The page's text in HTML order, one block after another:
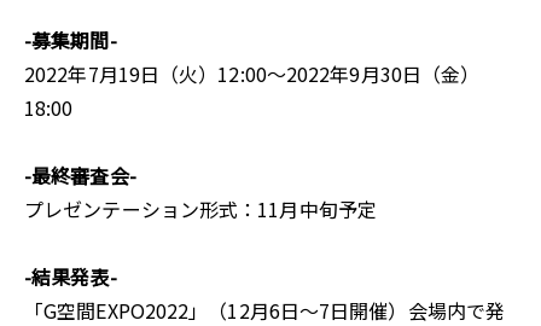
-募集期間-
2022年7月19日（火）12:00～2022年9月30日（金）
18:00
-最終審査会-
プレゼンテーション形式：11月中旬予定
-結果発表-
「G空間EXPO2022」（12月6日〜7日開催）会場内で発